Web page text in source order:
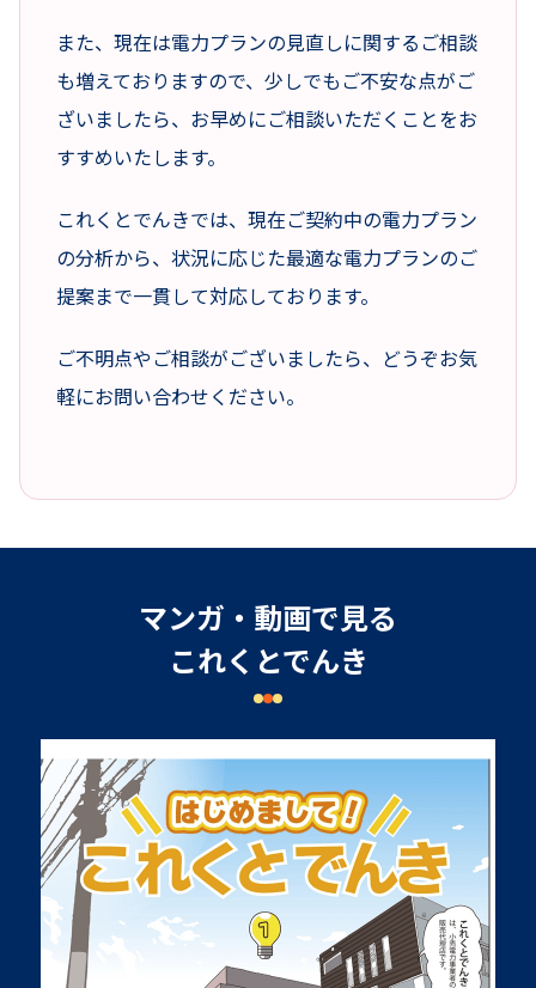
また、現在は電力プランの見直しに関するご相談
も増えておりますので、少しでもご不安な点がご
ざいましたら、お早めにご相談いただくことをお
すすめいたします。
これくとでんきでは、現在ご契約中の電力プラン
の分析から、状況に応じた最適な電力プランのご
提案まで一貫して対応しております。
ご不明点やご相談がございましたら、どうぞお気
軽にお問い合わせください。
マンガ・動画で見る
これくとでんき